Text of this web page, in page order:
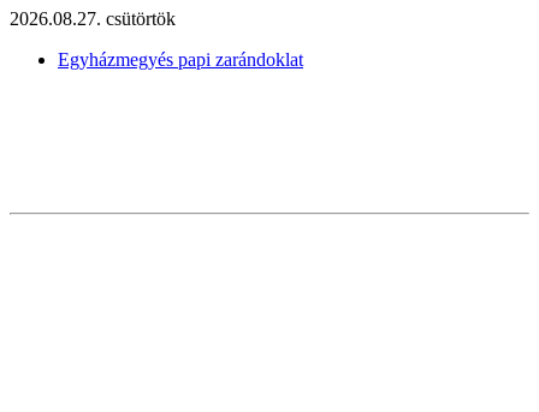
2026.08.27. csütörtök
Egyházmegyés papi zarándoklat